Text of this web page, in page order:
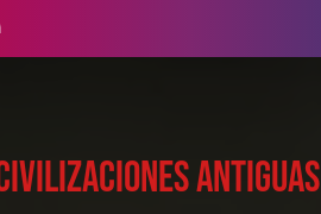
ANTIGUAS